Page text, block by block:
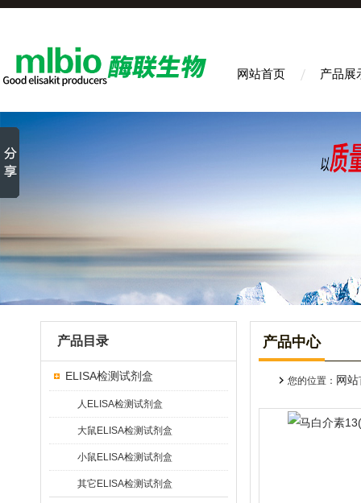
网站首页 产品展
产品目录
ELISA检测试剂盒
人ELISA检测试剂盒
大鼠ELISA检测试剂盒
小鼠ELISA检测试剂盒
其它ELISA检测试剂盒
产品中心
您的位置： 网